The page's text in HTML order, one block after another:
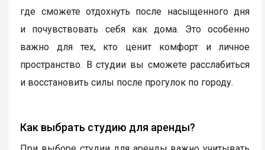
где сможете отдохнуть после насыщенного дня
и почувствовать себя как дома. Это особенно
важно для тех, кто ценит комфорт и личное
пространство. В студии вы сможете расслабиться
и восстановить силы после прогулок по городу.
Как выбрать студию для аренды?